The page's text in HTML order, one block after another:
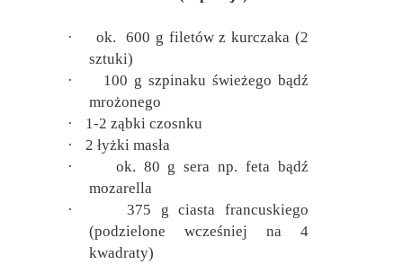
· ok.
600 g filetów z kurczaka (2
sztuki)
·
100 g szpinaku świeżego bądź
mrożonego
·
1-2 ząbki czosnku
·
2 łyżki masła
·
ok. 80 g sera np. feta bądź
mozarella
·
375 g ciasta francuskiego
(podzielone wcześniej na 4
kwadraty)